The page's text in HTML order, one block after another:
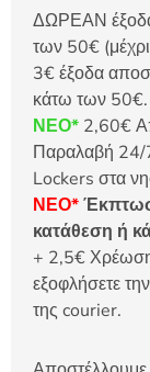
ΔΩΡΕΑΝ έξοδα
των 50€
3€ έξοδα
κάτω των 50€.
ΝΕΟ* 2,60€
Παραλαβή 24/
Lockers στα
ΝΕΟ*
κατάθεση ή
+ 2,5€ Χρέωση
εξοφλήσετε
της courier.